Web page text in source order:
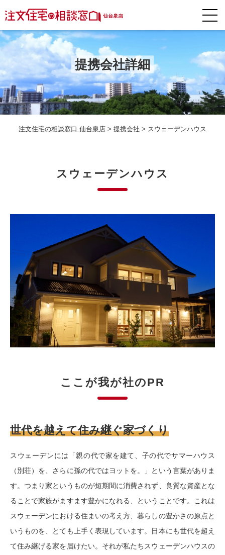
提携会社詳細
注文住宅の相談窓口 仙台泉店 > 提携会社 > スウェーデンハウス
スウェーデンハウス
ここが我が社のPR
世代を越えて住み継ぐ家づくり
スウェーデンには「親の代で家を建て、子の代でサマーハウス
（別荘）を、さらに孫の代ではヨットを。」という言葉がありま
す。つまり家というものが短期間に消費されず、良質な資産とな
ることで家族がますます豊かになれる、ということです。これは
スウェーデンにおける住まいの考え方、暮らしの豊かさの原点と
いうものを、とても上手く表現しています。日本にも世代を超え
て住み継げる家を届けたい。それが私たちスウェーデンハウスの